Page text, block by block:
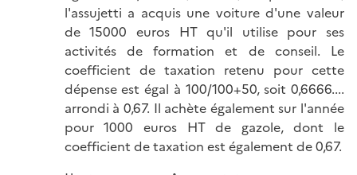
l'assujetti a acquis une voiture d'une valeur
de 15000 euros HT qu'il utilise pour ses
activités de formation et de conseil. Le
coefficient de taxation retenu pour cette
dépense est égal à 100/100+50, soit 0,6666....
arrondi à 0,67. Il achète également sur l'année
pour 1000 euros HT de gazole, dont le
coefficient de taxation est également de 0,67.